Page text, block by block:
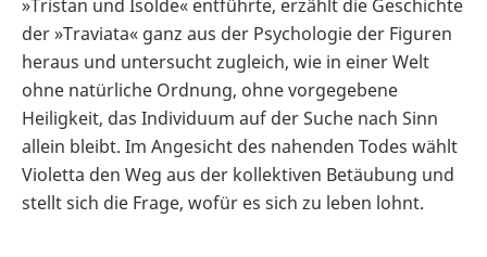
»Tristan und Isolde« entführte, erzählt die Geschichte
der »Traviata« ganz aus der Psychologie der Figuren
heraus und untersucht zugleich, wie in einer Welt
ohne natürliche Ordnung, ohne vorgegebene
Heiligkeit, das Individuum auf der Suche nach Sinn
allein bleibt. Im Angesicht des nahenden Todes wählt
Violetta den Weg aus der kollektiven Betäubung und
stellt sich die Frage, wofür es sich zu leben lohnt.